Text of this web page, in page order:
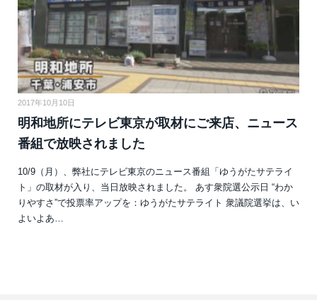
2017年10月10日
明和地所にテレビ東京が取材にご来店、ニュース
番組で放映されました
10/9（月）、弊社にテレビ東京のニュース番組「ゆうがたサテライ
ト」の取材が入り、当日放映されました。 あす衆院選公示日 “わか
りやすさ”で投票率アップを：ゆうがたサテライト 衆議院選挙は、い
よいよあ…